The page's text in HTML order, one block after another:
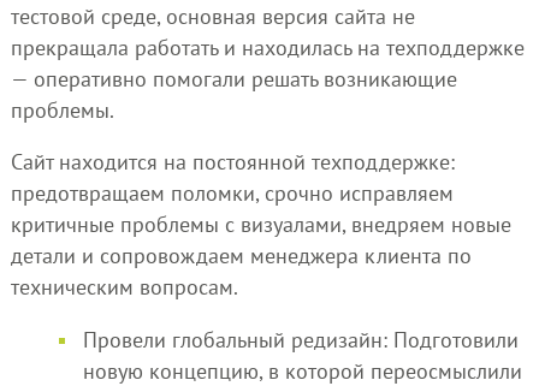
тестовой среде, основная версия сайта не
прекращала работать и находилась на техподдержке
— оперативно помогали решать возникающие
проблемы.
Сайт находится на постоянной техподдержке:
предотвращаем поломки, срочно исправляем
критичные проблемы с визуалами, внедряем новые
детали и сопровождаем менеджера клиента по
техническим вопросам.
Провели глобальный редизайн: Подготовили
новую концепцию, в которой переосмыслили